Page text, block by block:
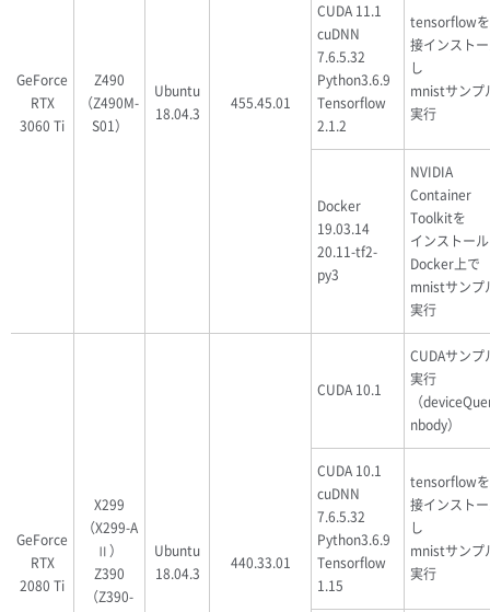
GeForce
RTX
3060 Ti
Z490
（Z490M-
S01）
Ubuntu
18.04.3
455.45.01
CUDA 11.1
cuDNN
7.6.5.32
Python3.6.9
Tensorflow
2.1.2
tensorflow
接インスト
し
mnistサンプ
実行
Docker
19.03.14
20.11-tf2-
py3
NVIDIA
Container
Toolkitを
インストー
Docker上で
mnistサンプ
実行
GeForce
RTX
2080 Ti
X299
（X299-A
Ⅱ）
Z390
（Z390-
Ubuntu
18.04.3
440.33.01
CUDA 10.1
CUDAサンプ
実行
（
nbody）
CUDA 10.1
cuDNN
7.6.5.32
Python3.6.9
Tensorflow
1.15
tensorflow
接インスト
し
mnistサンプ
実行